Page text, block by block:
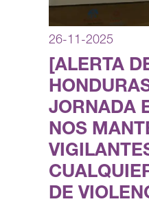
26-11-2025
[ALERTA
JORNADA
NOS
DE